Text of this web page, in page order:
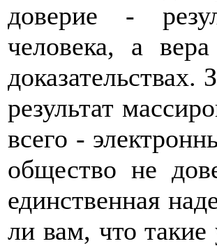
доверие -
человека, а
результат
всего -
общество не
единственная
ли вам, что